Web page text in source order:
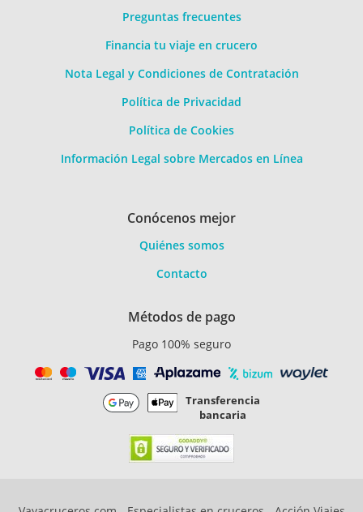
Preguntas frecuentes
Financia tu viaje en crucero
Nota Legal y Condiciones de Contratación
Política de Privacidad
Política de Cookies
Información Legal sobre Mercados en Línea
Conócenos mejor
Quiénes somos
Contacto
Métodos de pago
Pago 100% seguro
Transferencia
bancaria